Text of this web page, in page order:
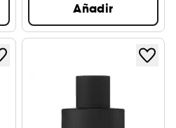
Añadir